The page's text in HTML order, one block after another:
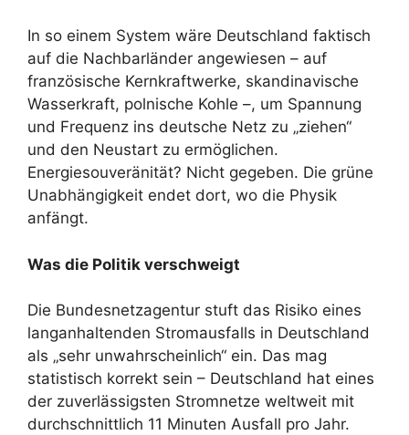
In so einem System wäre Deutschland faktisch
auf die Nachbarländer angewiesen – auf
französische Kernkraftwerke, skandinavische
Wasserkraft, polnische Kohle –, um Spannung
und Frequenz ins deutsche Netz zu „ziehen“
und den Neustart zu ermöglichen.
Energiesouveränität? Nicht gegeben. Die grüne
Unabhängigkeit endet dort, wo die Physik
anfängt.
Was die Politik verschweigt
Die Bundesnetzagentur stuft das Risiko eines
langanhaltenden Stromausfalls in Deutschland
als „sehr unwahrscheinlich“ ein. Das mag
statistisch korrekt sein – Deutschland hat eines
der zuverlässigsten Stromnetze weltweit mit
durchschnittlich 11 Minuten Ausfall pro Jahr.